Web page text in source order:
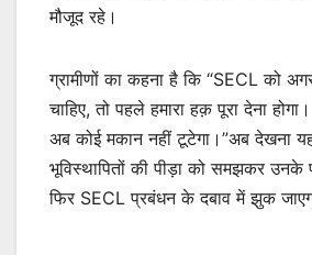
मौजूद रहे।
ग्रामीणों का कहना है कि “SECL को
चाहिए, तो पहले हमारा हक़ पूरा देना
अब कोई मकान नहीं टूटेगा।”अब देखना
भूविस्थापितों की पीड़ा को समझकर उनके
फिर SECL प्रबंधन के दबाव में झुक